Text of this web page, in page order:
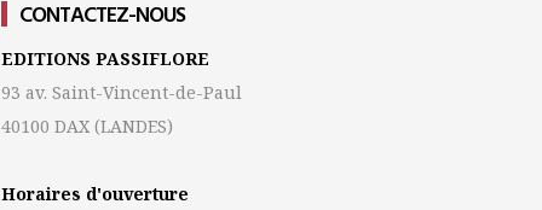
CONTACTEZ-NOUS
EDITIONS PASSIFLORE
93 av. Saint-Vincent-de-Paul
40100 DAX (LANDES)
Horaires d'ouverture